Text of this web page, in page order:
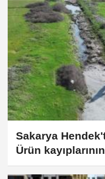
Sakarya
Ürün